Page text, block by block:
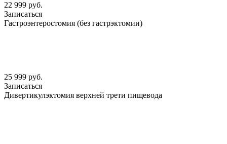
22 999 руб.
Записаться
Гастроэнтеростомия (без гастрэктомии)
25 999 руб.
Записаться
Дивертикулэктомия верхней трети пищевода